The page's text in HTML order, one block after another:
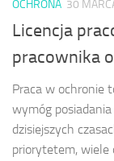
OCHRONA 30
Licencja
pracownika
Praca w ochronie
wymóg
dzisiejszych
priorytetem, wiele